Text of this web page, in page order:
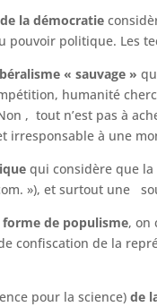
la démocratie
pouvoir politique. Les
« sauvage »
humanité
, tout n’est pas à
irresponsable à une
qui considère que
»), et surtout une
de populisme, on
confiscation de la
pour la science)de